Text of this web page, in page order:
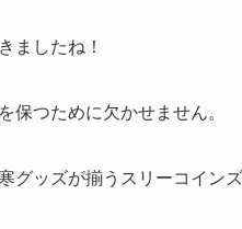
ましたね！
つために欠かせません。
グッズが揃うスリーコイン